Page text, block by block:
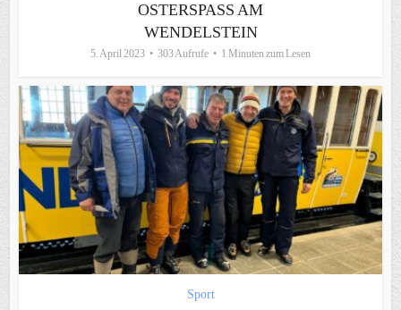
OSTERSPASS AM W
ENDELSTEIN
5. April 2023 303 Aufrufe 1 Minuten zum Lesen
Sport